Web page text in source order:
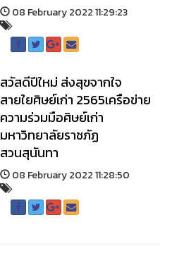
08 February 2022 11:29:23
สวัสดีปีใหม่ ส่งสุขจากใจ
สายใยศิษย์เก่า 2565เครือข่าย
ความร่วมมือศิษย์เก่า
มหาวิทยาลัยราชภัฏ
สวนสุนันทา
08 February 2022 11:28:50